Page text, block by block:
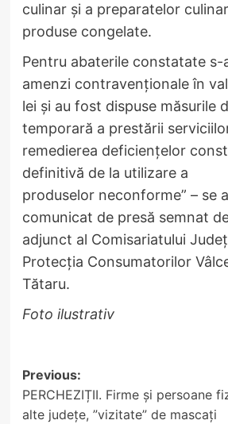
culinar și a preparatelor
produse congelate.
Pentru abaterile constatate s-
amenzi contravenționale în
lei și au fost dispuse măsurile
temporară a prestării
remedierea deficiențelor
definitivă de la utilizare a
produselor neconforme” – se
comunicat de presă semnat
adjunct al Comisariatului
Protecția Consumatorilor
Tătaru.
Foto ilustrativ
Post
navigation
Previous:
PERCHEZIȚII. Firme și persoane
alte județe, ”vizitate” de mascați